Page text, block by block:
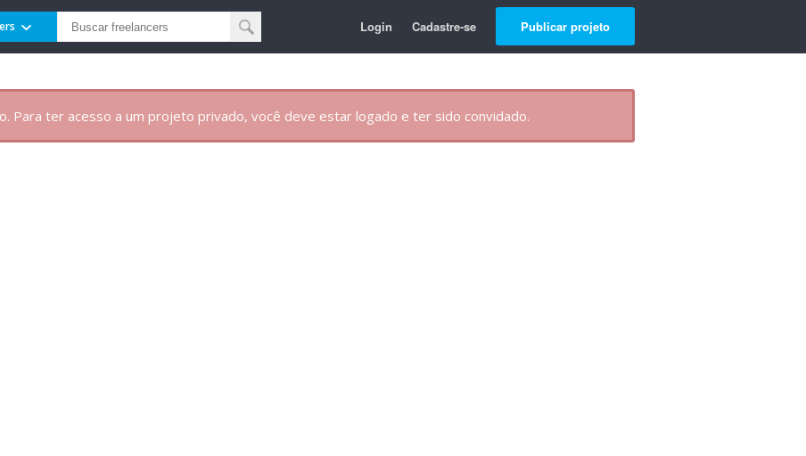
Login Cadastre-se Publicar projeto
Para ter acesso a um projeto privado, você deve estar logado e ter sido convidado.